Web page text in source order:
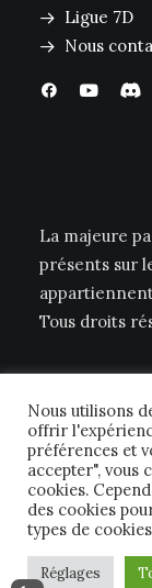
Ligue 7D
Nous
La majeure
présents sur
Tous droits
© 2026
Nous utilisons
offrir
préférences et
accepter", vous
cookies.
des cookies
types de
Réglages